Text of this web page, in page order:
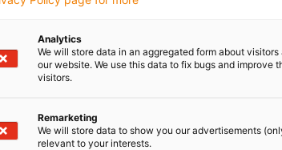
80 ≤ 400 7,5 8,5
a.u.b. naar uw berekening op maat.
Analytics
We will store data in an aggregated form about
our website. We use this data to fix bugs and improve
visitors.
Remarketing
We will store data to show you our advertisements
relevant to your interests.